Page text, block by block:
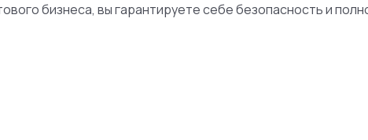
бизнеса, вы гарантируете себе безопасность и